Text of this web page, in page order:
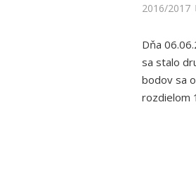
2016/2017 |
Dňa
sa stalo
bodov sa
rozdielom